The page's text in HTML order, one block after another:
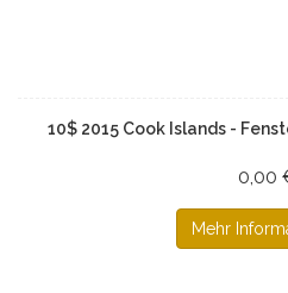
10$ 2015 Cook Islands -
0,00
Mehr